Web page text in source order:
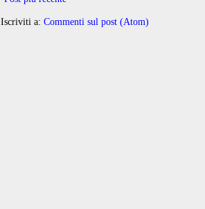
Iscriviti a: Commenti sul post (Atom)